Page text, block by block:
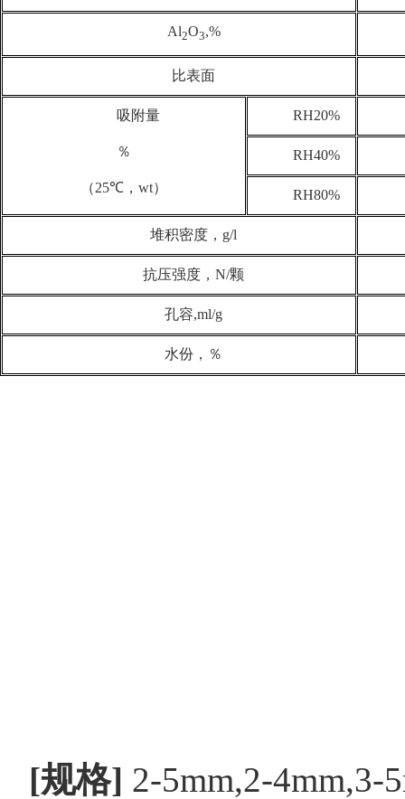
Al2O3,%
比表面
吸附量
％
（25℃ ， wt）
RH20%
RH40%
RH80%
堆积密度， g/l
抗压强度， N/颗
孔容,ml/g
水份，％
[规格] 2-5mm,2-4mm,3-